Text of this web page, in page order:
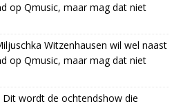
op Qmusic, maar mag dat niet
Witzenhausen wil wel naast
op Qmusic, maar mag dat niet
Dit wordt de ochtendshow die